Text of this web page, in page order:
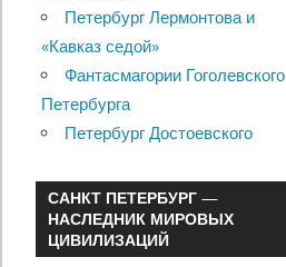
Петербург Лермонтова и
«Кавказ седой»
Фантасмагории Гоголевского
Петербурга
Петербург Достоевского
САНКТ ПЕТЕРБУРГ —
НАСЛЕДНИК МИРОВЫХ
ЦИВИЛИЗАЦИЙ